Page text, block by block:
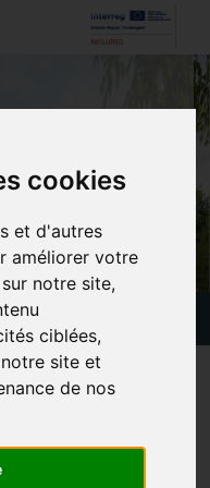
cookies
et d'autres
améliorer votre
notre site,
ciblées,
site et
de nos